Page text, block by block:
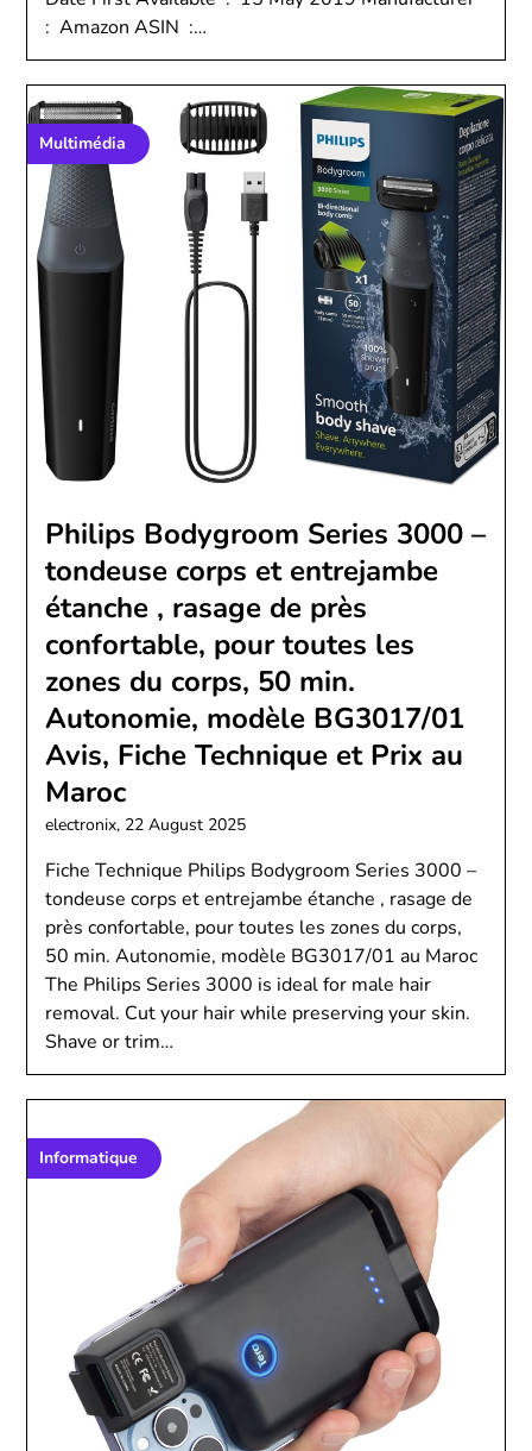
: ‎ Amazon ASIN ‏ :…
Multimédia
Philips Bodygroom Series 3000 –
tondeuse corps et entrejambe
étanche , rasage de près
confortable, pour toutes les
zones du corps, 50 min.
Autonomie, modèle BG3017/01
Avis, Fiche Technique et Prix au
Maroc
electronix, 22 August 2025
Fiche Technique Philips Bodygroom Series 3000 –
tondeuse corps et entrejambe étanche , rasage de
près confortable, pour toutes les zones du corps,
50 min. Autonomie, modèle BG3017/01 au Maroc
The Philips Series 3000 is ideal for male hair
removal. Cut your hair while preserving your skin.
Shave or trim…
Informatique